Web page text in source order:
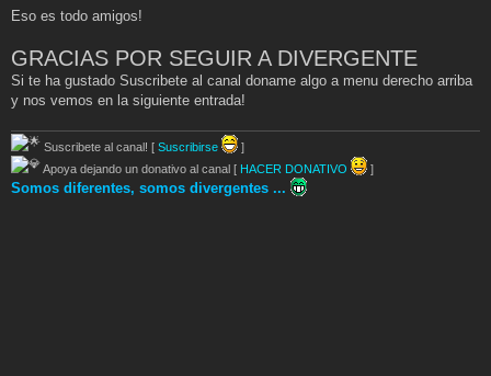
Eso es todo amigos!
GRACIAS POR SEGUIR A DIVERGENTE
Si te ha gustado Suscribete al canal doname algo a menu derecho arriba
y nos vemos en la siguiente entrada!
Suscribete al canal! [ Suscribirse
]
Apoya dejando un donativo al canal [ HACER DONATIVO ]
Somos diferentes, somos divergentes ...